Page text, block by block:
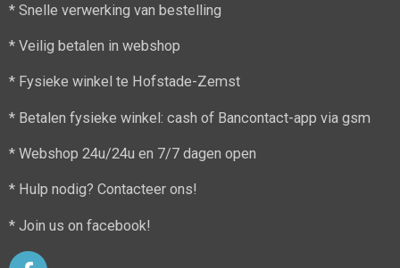
* Snelle verwerking van bestelling
* Veilig betalen in webshop
* Fysieke winkel te Hofstade-Zemst
* Betalen fysieke winkel: cash of Bancontact-app via gsm
* Webshop 24u/24u en 7/7 dagen open
* Hulp nodig? Contacteer ons!
* Join us on facebook!